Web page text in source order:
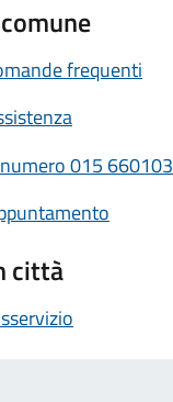
frequenti
015 660103
città